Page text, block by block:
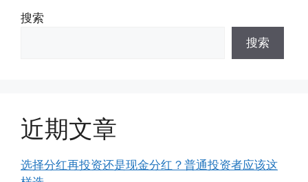
搜索
搜索
近期文章
选择分红再投资还是现金分红？普通投资者应该这